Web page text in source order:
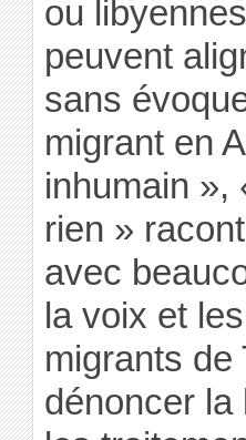
ou
peuvent
sans
migrant en
inhumain »,
rien »
avec
la voix et
migrants de
dénoncer la